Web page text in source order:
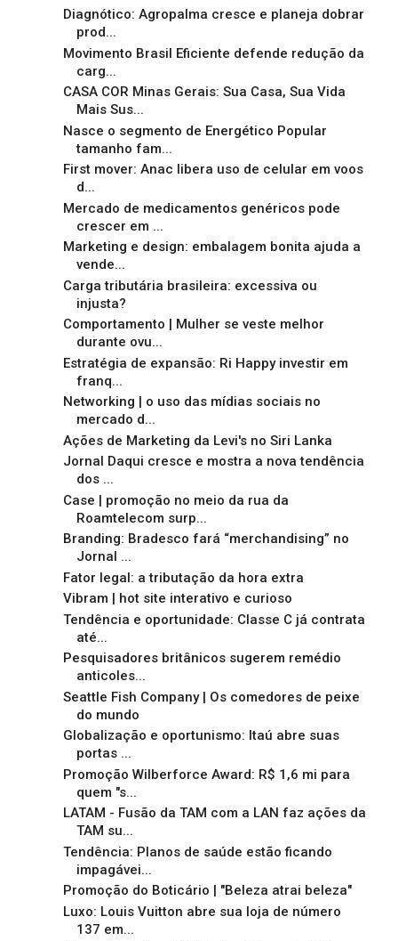
Diagnótico: Agropalma cresce e planeja dobrar
prod...
Movimento Brasil Eficiente defende redução da
carg...
CASA COR Minas Gerais: Sua Casa, Sua Vida
Mais Sus...
Nasce o segmento de Energético Popular
tamanho fam...
First mover: Anac libera uso de celular em voos
d...
Mercado de medicamentos genéricos pode
crescer em ...
Marketing e design: embalagem bonita ajuda a
vende...
Carga tributária brasileira: excessiva ou
injusta?
Comportamento | Mulher se veste melhor
durante ovu...
Estratégia de expansão: Ri Happy investir em
franq...
Networking | o uso das mídias sociais no
mercado d...
Ações de Marketing da Levi's no Siri Lanka
Jornal Daqui cresce e mostra a nova tendência
dos ...
Case | promoção no meio da rua da
Roamtelecom surp...
Branding: Bradesco fará “merchandising” no
Jornal ...
Fator legal: a tributação da hora extra
Vibram | hot site interativo e curioso
Tendência e oportunidade: Classe C já contrata
até...
Pesquisadores britânicos sugerem remédio
anticoles...
Seattle Fish Company | Os comedores de peixe
do mundo
Globalização e oportunismo: Itaú abre suas
portas ...
Promoção Wilberforce Award: R$ 1,6 mi para
quem "s...
LATAM - Fusão da TAM com a LAN faz ações da
TAM su...
Tendência: Planos de saúde estão ficando
impagávei...
Promoção do Boticário | "Beleza atrai beleza"
Luxo: Louis Vuitton abre sua loja de número
137 em...